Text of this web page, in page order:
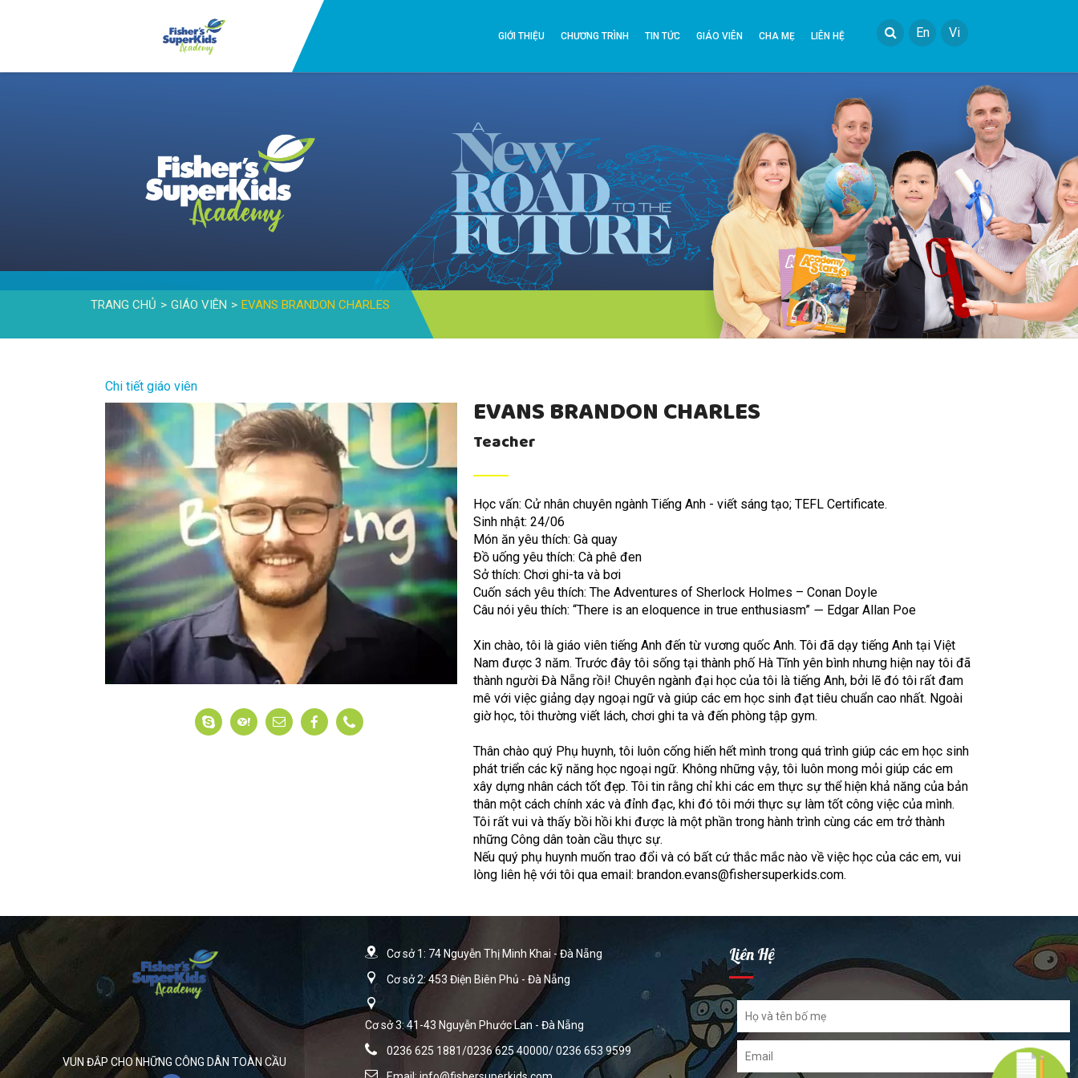
GIỚI THIỆU CHƯƠNG TRÌNH TIN TỨC GIÁO VIÊN CHA MẸ LIÊN HỆ En Vi
TRANG CHỦ GIÁO VIÊN EVANS BRANDON CHARLES
Chi tiết giáo viên
EVANS BRANDON CHARLES
Teacher
Học vấn: Cử nhân chuyên ngành Tiếng Anh - viết sáng tạo; TEFL Certificate.
Sinh nhật: 24/06
Món ăn yêu thích: Gà quay
Đồ uống yêu thích: Cà phê đen
Sở thích: Chơi ghi-ta và bơi
Cuốn sách yêu thích: The Adventures of Sherlock Holmes – Conan Doyle
Câu nói yêu thích: “There is an eloquence in true enthusiasm” ― Edgar Allan Poe
Xin chào, tôi là giáo viên tiếng Anh đến từ vương quốc Anh. Tôi đã dạy tiếng Anh tại Việt
Nam được 3 năm. Trước đây tôi sống tại thành phố Hà Tĩnh yên bình nhưng hiện nay tôi đã
thành người Đà Nẵng rồi! Chuyên ngành đại học của tôi là tiếng Anh, bởi lẽ đó tôi rất đam
mê với việc giảng dạy ngoại ngữ và giúp các em học sinh đạt tiêu chuẩn cao nhất. Ngoài
giờ học, tôi thường viết lách, chơi ghi ta và đến phòng tập gym.
Thân chào quý Phụ huynh, tôi luôn cống hiến hết mình trong quá trình giúp các em học sinh
phát triển các kỹ năng học ngoại ngữ. Không những vậy, tôi luôn mong mỏi giúp các em
xây dựng nhân cách tốt đẹp. Tôi tin rằng chỉ khi các em thực sự thể hiện khả năng của bản
thân một cách chính xác và đỉnh đạc, khi đó tôi mới thực sự làm tốt công việc của mình.
Tôi rất vui và thấy bồi hồi khi được là một phần trong hành trình cùng các em trở thành
những Công dân toàn cầu thực sự.
Nếu quý phụ huynh muốn trao đổi và có bất cứ thắc mắc nào về việc học của các em, vui
lòng liên hệ với tôi qua email: brandon.evans@fishersuperkids.com.
VUN ĐẮP CHO NHỮNG CÔNG DÂN TOÀN CẦU
Cơ sở 1: 74 Nguyễn Thị Minh Khai - Đà Nẵng
Cơ sở 2: 453 Điện Biên Phủ - Đà Nẵng
Cơ sở 3: 41-43 Nguyễn Phước Lan - Đà Nẵng
0236 625 1881/0236 625 40000/ 0236 653 9599
Liên Hệ